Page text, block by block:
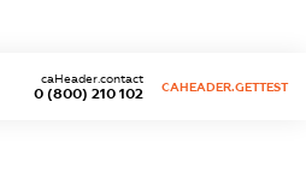
0 (800) 210 102
caHeader.contact
CAHEADER.GETTEST